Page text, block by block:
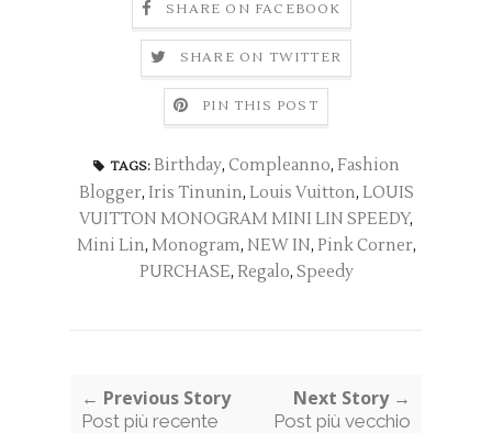
SHARE ON FACEBOOK
SHARE ON TWITTER
PIN THIS POST
TAGS: Birthday, Compleanno, Fashion
Blogger, Iris Tinunin, Louis Vuitton, LOUIS
VUITTON MONOGRAM MINI LIN SPEEDY,
Mini Lin, Monogram, NEW IN, Pink Corner,
PURCHASE, Regalo, Speedy
← Previous Story
Post più recente
Next Story →
Post più vecchio